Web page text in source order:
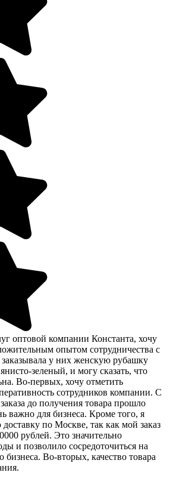
оптовой компании Константа, хочу
опытом сотрудничества с
у них женскую рубашку
зеленый, и могу сказать, что
Во-первых, хочу отметить
сотрудников компании. С
до получения товара прошло
важно для бизнеса. Кроме того, я
по Москве, так как мой заказ
рублей. Это значительно
и позволило сосредоточиться на
бизнеса. Во-вторых, качество товара